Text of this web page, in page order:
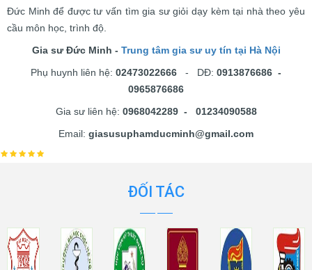
Đức Minh để được tư vấn tìm gia sư giỏi dạy kèm tại nhà theo yêu
cầu môn học, trình độ.
Gia sư Đức Minh - Trung tâm gia sư uy tín tại Hà Nội
Phụ huynh liên hệ: 02473022666 - DĐ: 0913876686 -
0965876686
Gia sư liên hệ: 0968042289 - 01234090588
Email: giasusuphamducminh@gmail.com
ĐỐI TÁC